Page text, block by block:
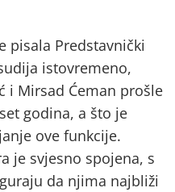
pisala Predstavnički
istovremeno,
i Mirsad Ćeman prošle
godina, a što je
ove funkcije.
je svjesno spojena, s
da njima najbliži